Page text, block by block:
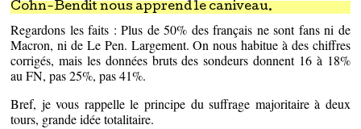
Cohn-Bendit nous apprend le caniveau.
Regardons les faits : Plus de 50% des français ne sont fans ni de
Macron, ni de Le Pen. Largement. On nous habitue à des chiffres
corrigés, mais les données bruts des sondeurs donnent 16 à 18%
au FN, pas 25%, pas 41%.
Bref, je vous rappelle le principe du suffrage majoritaire à deux
tours, grande idée totalitaire.